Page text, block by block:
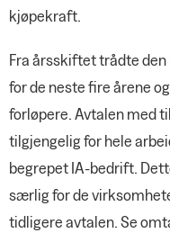
kjøpekraft.
Fra årsskiftet trådte
for de neste fire årene
forløpere. Avtalen med
tilgjengelig for hele
begrepet IA-bedrift.
særlig for de
tidligere avtalen. Se